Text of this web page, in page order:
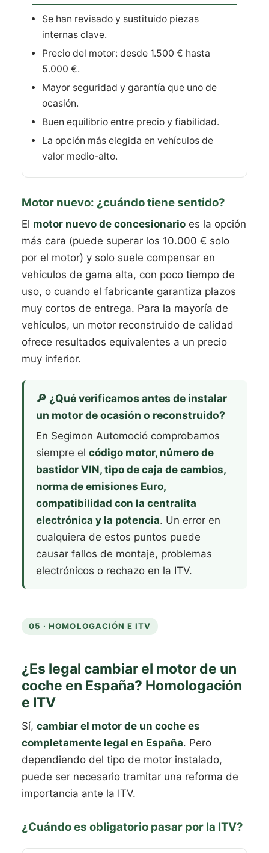
Se han revisado y sustituido piezas
internas clave.
Precio del motor: desde 1.500 € hasta
5.000 €.
Mayor seguridad y garantía que uno de
ocasión.
Buen equilibrio entre precio y fiabilidad.
La opción más elegida en vehículos de
valor medio-alto.
Motor nuevo: ¿cuándo tiene sentido?
El motor nuevo de concesionario es la opción
más cara (puede superar los 10.000 € solo
por el motor) y solo suele compensar en
vehículos de gama alta, con poco tiempo de
uso, o cuando el fabricante garantiza plazos
muy cortos de entrega. Para la mayoría de
vehículos, un motor reconstruido de calidad
ofrece resultados equivalentes a un precio
muy inferior.
🔎 ¿Qué verificamos antes de instalar
un motor de ocasión o reconstruido?
En Segimon Automoció comprobamos
siempre el código motor, número de
bastidor VIN, tipo de caja de cambios,
norma de emisiones Euro,
compatibilidad con la centralita
electrónica y la potencia. Un error en
cualquiera de estos puntos puede
causar fallos de montaje, problemas
electrónicos o rechazo en la ITV.
05 · HOMOLOGACIÓN E ITV
¿Es legal cambiar el motor de un
coche en España? Homologación
e ITV
Sí, cambiar el motor de un coche es
completamente legal en España. Pero
dependiendo del tipo de motor instalado,
puede ser necesario tramitar una reforma de
importancia ante la ITV.
¿Cuándo es obligatorio pasar por la ITV?